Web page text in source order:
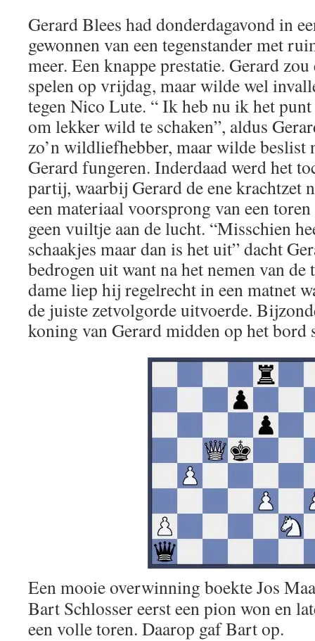
Gerard Blees had donderdagavond in
gewonnen van een tegenstander met
meer. Een knappe prestatie. Gerard
spelen op vrijdag, maar wilde wel
tegen Nico Lute. “ Ik heb nu ik het
om lekker wild te schaken”, aldus
zo’n wildliefhebber, maar wilde beslist
Gerard fungeren. Inderdaad werd het
partij, waarbij Gerard de ene krachtzet
een materiaal voorsprong van een
geen vuiltje aan de lucht. “Misschien
schaakjes maar dan is het uit” dacht
bedrogen uit want na het nemen van
dame liep hij regelrecht in een matnet
de juiste zetvolgorde uitvoerde.
koning van Gerard midden op het bord
Een mooie overwinning boekte Jos
Bart Schlosser eerst een pion won en
een volle toren. Daarop gaf Bart op.